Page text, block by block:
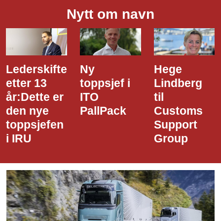
Nytt om navn
Ny
toppsjef i
ITO
PallPack
Hege
Lindberg
til
Customs
Dette er
den nye
i Narvik
Havn